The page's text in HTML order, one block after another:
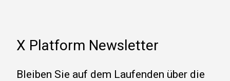
X Platform Newsletter
Bleiben Sie auf dem Laufenden über die